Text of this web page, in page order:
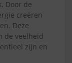
Door de
creëren
Deze
de veelheid
zijn en